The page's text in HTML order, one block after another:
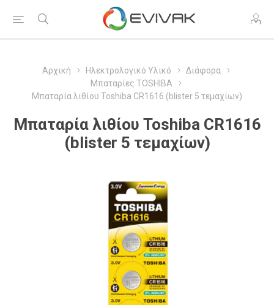
Αρχική Ηλεκτρολογικό Υλικό
Διάφορα
Μπαταρίες TOSHIBA
Μπαταρία λιθίου Toshiba CR1616 (blister 5 τεμαχίων)
Μπαταρία λιθίου Toshiba CR1616
(blister 5 τεμαχίων)